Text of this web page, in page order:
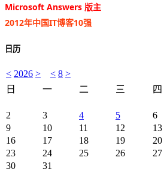
Microsoft Answers 版主
2012年中国IT博客10强
日历
< 2026 > < 8 >
日
一 二 三 四
2
3 4 5 6
9
10 11 12 13
16
17 18 19 20
23
24 25 26 27
30
31